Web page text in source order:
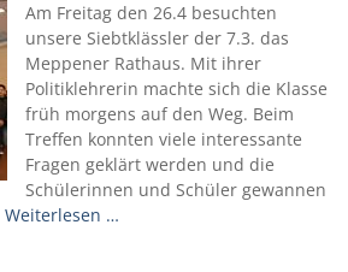
Am Freitag den 26.4 besuchten
unsere Siebtklässler der 7.3. das
Meppener Rathaus. Mit ihrer
Politiklehrerin machte sich die Klasse
früh morgens auf den Weg. Beim
Treffen konnten viele interessante
Fragen geklärt werden und die
Schülerinnen und Schüler gewannen
Weiterlesen …